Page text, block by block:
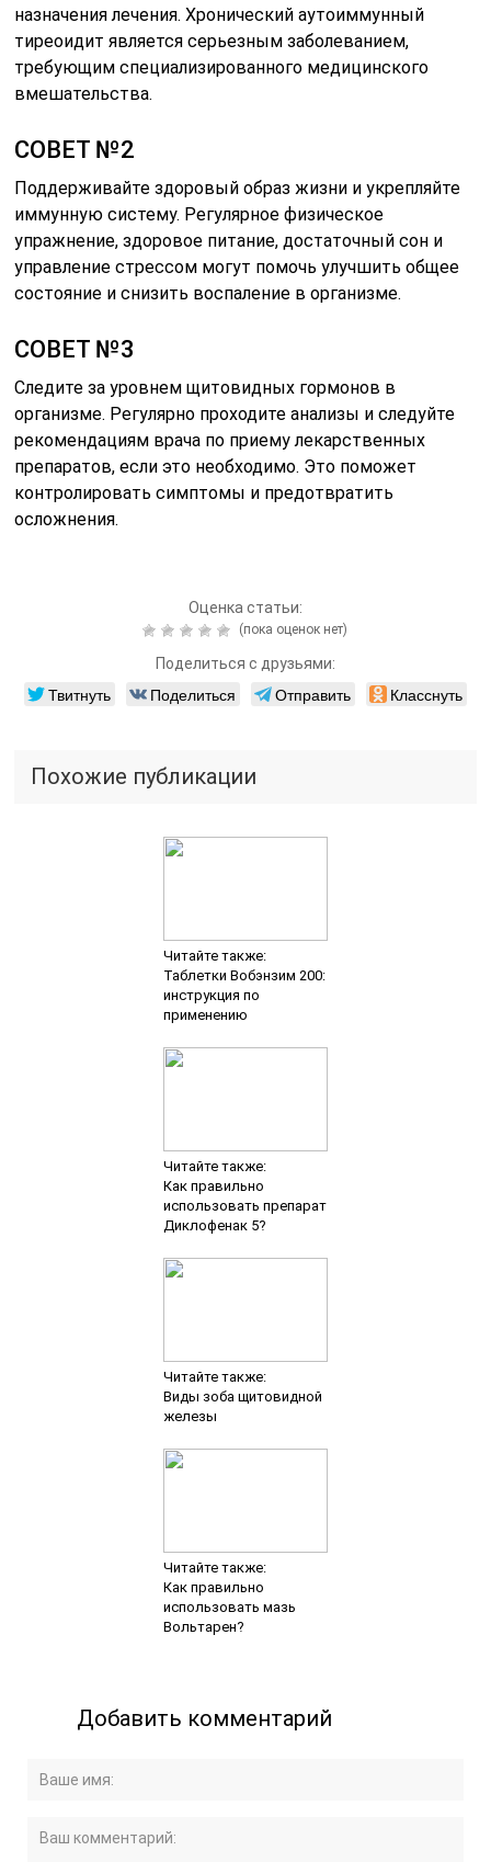
назначения лечения. Хронический аутоиммунный
тиреоидит является серьезным заболеванием,
требующим специализированного медицинского
вмешательства.
СОВЕТ №2
Поддерживайте здоровый образ жизни и укрепляйте
иммунную систему. Регулярное физическое
упражнение, здоровое питание, достаточный сон и
управление стрессом могут помочь улучшить общее
состояние и снизить воспаление в организме.
СОВЕТ №3
Следите за уровнем щитовидных гормонов в
организме. Регулярно проходите анализы и следуйте
рекомендациям врача по приему лекарственных
препаратов, если это необходимо. Это поможет
контролировать симптомы и предотвратить
осложнения.
Оценка статьи:
(пока оценок нет)
Поделиться с друзьями:
Твитнуть Поделиться Отправить Класснуть
Похожие публикации
Читайте также:
Таблетки Вобэнзим 200:
инструкция по
применению
Читайте также:
Как правильно
использовать препарат
Диклофенак 5?
Читайте также:
Виды зоба щитовидной
железы
Читайте также:
Как правильно
использовать мазь
Вольтарен?
Добавить комментарий